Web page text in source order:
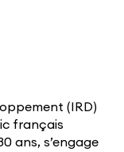
(IRD)
français
ans, s’engage